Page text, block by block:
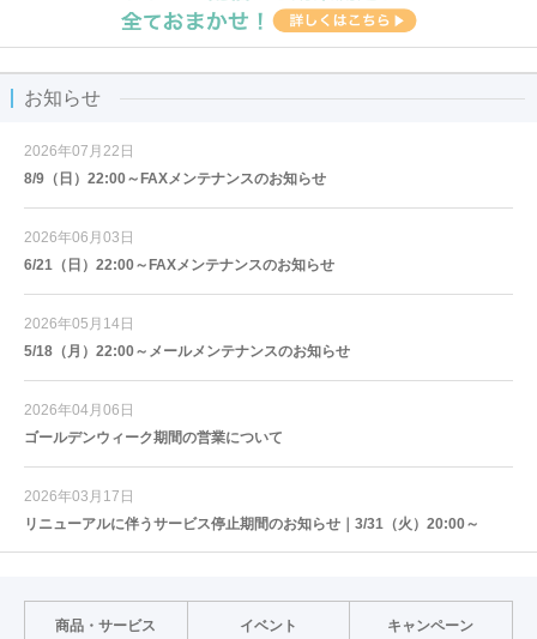
お知らせ
2026年07月22日
8/9（日）22:00～FAXメンテナンスのお知らせ
2026年06月03日
6/21（日）22:00～FAXメンテナンスのお知らせ
2026年05月14日
5/18（月）22:00～メールメンテナンスのお知らせ
2026年04月06日
ゴールデンウィーク期間の営業について
2026年03月17日
リニューアルに伴うサービス停止期間のお知らせ｜3/31（火）20:00～
商品・サービス イベント キャンペーン